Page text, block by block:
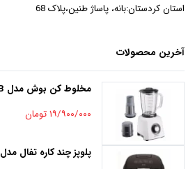
استان کردستان:بانه، پاساژ طنین،پلاک 68
آخرین محصولات
مخلوط کن بوش مدل MMB33G5B
۱۹/۹۰۰/۰۰۰ تومان
پلوپز چند کاره تفال مدل RK7088